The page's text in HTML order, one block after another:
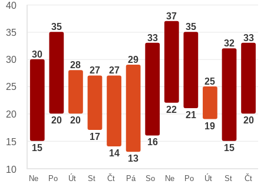
30
15
35
20
28
20
27
17
27
14
29
13
33
16
37
22
35
21
25
19
32
15
33
20
40
35
30
25
20
15
10
Ne
Po
Út
St
Čt
Pá
So
Ne
Po
Út
St
Čt